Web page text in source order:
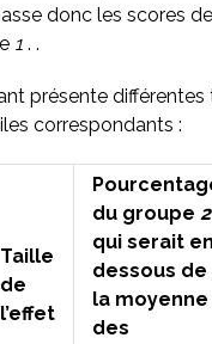
donc les scores
1 . .
présente différentes
correspondants :
Taille
de
l’effet
du groupe2
qui serait en
dessous de
la moyenne
des